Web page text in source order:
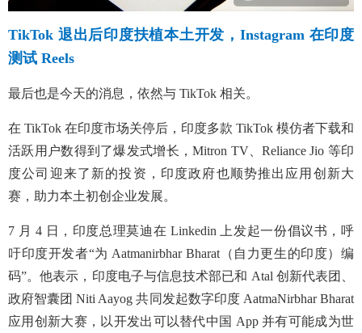
TikTok 退出后印度扶植本土开发，Instagram 在印度
测试 Reels
最后也是今天的消息，依然与 TikTok 相关。
在 TikTok 在印度市场关停后，印度多款 TikTok 模仿者下载和
活跃用户数得到了爆发式增长，Mitron TV、Reliance Jio 等印
度公司迎来了新的投资，印度政府也顺势推出应用创新大
赛，助力本土初创企业发展。
7 月 4 日，印度总理莫迪在 Linkedin 上发起一份倡议书，呼
吁印度开发者“为 Aatmanirbhar Bharat（自力更生的印度） 编
码”。他表示，印度电子与信息技术部已和 Atal 创新代表团、
政府智囊团 Niti Aayog 共同发起数字印度 AatmaNirbhar Bharat
应用创新大赛，以开发出可以替代中国 App 并有可能成为世